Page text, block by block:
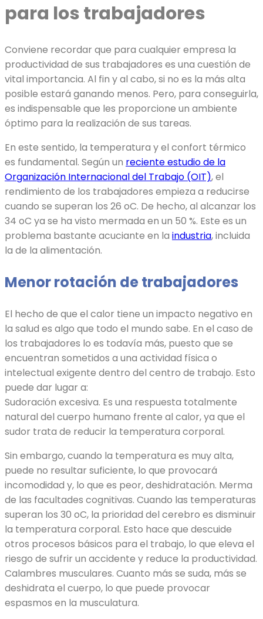
para los trabajadores
Conviene recordar que para cualquier empresa la
productividad de sus trabajadores es una cuestión de
vital importancia. Al fin y al cabo, si no es la más alta
posible estará ganando menos. Pero, para conseguirla,
es indispensable que les proporcione un ambiente
óptimo para la realización de sus tareas.
En este sentido, la temperatura y el confort térmico
es fundamental. Según un reciente estudio de la
Organización Internacional del Trabajo (OIT), el
rendimiento de los trabajadores empieza a reducirse
cuando se superan los 26 oC. De hecho, al alcanzar los
34 oC ya se ha visto mermada en un 50 %. Este es un
problema bastante acuciante en la industria, incluida
la de la alimentación.
Menor rotación de trabajadores
El hecho de que el calor tiene un impacto negativo en
la salud es algo que todo el mundo sabe. En el caso de
los trabajadores lo es todavía más, puesto que se
encuentran sometidos a una actividad física o
intelectual exigente dentro del centro de trabajo. Esto
puede dar lugar a:
Sudoración excesiva. Es una respuesta totalmente
natural del cuerpo humano frente al calor, ya que el
sudor trata de reducir la temperatura corporal.
Sin embargo, cuando la temperatura es muy alta,
puede no resultar suficiente, lo que provocará
incomodidad y, lo que es peor, deshidratación. Merma
de las facultades cognitivas. Cuando las temperaturas
superan los 30 oC, la prioridad del cerebro es disminuir
la temperatura corporal. Esto hace que descuide
otros procesos básicos para el trabajo, lo que eleva el
riesgo de sufrir un accidente y reduce la productividad.
Calambres musculares. Cuanto más se suda, más se
deshidrata el cuerpo, lo que puede provocar
espasmos en la musculatura.